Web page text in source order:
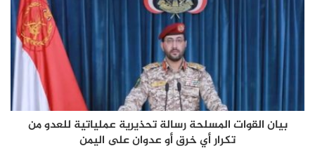
بيان القوات المسلحة رسالة تحذيرية عملياتية للعدو من
تكرار أي خرق أو عدوان على اليمن